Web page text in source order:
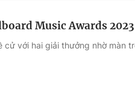
Music Awards 2023
với hai giải thưởng nhờ màn